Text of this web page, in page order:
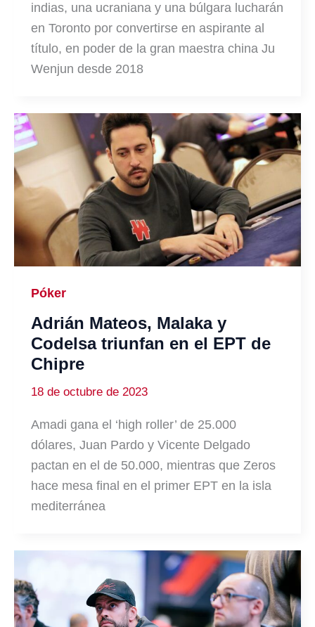
indias, una ucraniana y una búlgara lucharán
en Toronto por convertirse en aspirante al
título, en poder de la gran maestra china Ju
Wenjun desde 2018
Póker
Adrián Mateos, Malaka y
Codelsa triunfan en el EPT de
Chipre
18 de octubre de 2023
Amadi gana el ‘high roller’ de 25.000
dólares, Juan Pardo y Vicente Delgado
pactan en el de 50.000, mientras que Zeros
hace mesa final en el primer EPT en la isla
mediterránea